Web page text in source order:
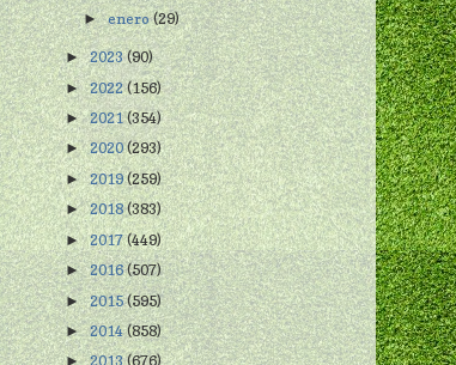
►enero(29)
►2023(90)
►2022(156)
►2021(354)
►2020(293)
►2019(259)
►2018(383)
►2017(449)
►2016(507)
►2015(595)
►2014(858)
2013(676)